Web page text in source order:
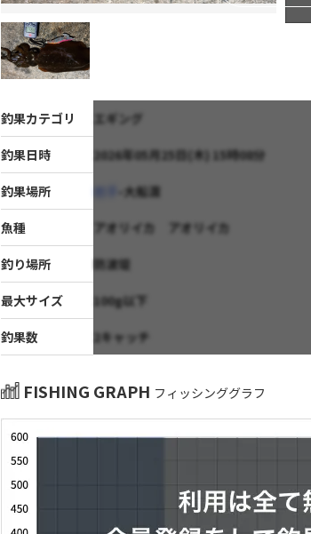
釣果カテゴリ エギング
釣果日時 2026年05月25日(木) 15時08分
釣果場所 岩手 -大船渡
魚種 アオリイカ アオリイカ
釣り場所 防波堤
最大サイズ 100g以下
釣果数 2キャッチ
FISHING GRAPH フィッシンググラフ